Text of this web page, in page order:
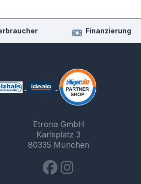
Finanzierung
Etrona GmbH
Karlsplatz 3
80335 München